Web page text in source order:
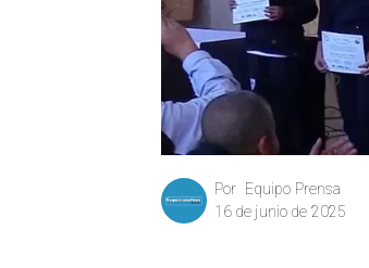
Equipo Prensa
Por
16 de junio de 2025